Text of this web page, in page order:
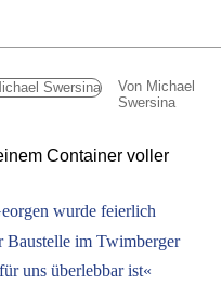
Von Michael
Swersina
Container voller
wurde feierlich
Baustelle im Twimberger
uns überlebbar ist«